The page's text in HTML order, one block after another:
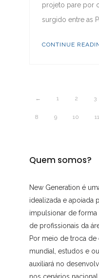
projeto pare por
surgido entre as
CONTINUE
← 1 2 3
8 9 10 11
Quem somos?
New Generation é
idealizada e apoiada
impulsionar de forma
de profissionais da
Por meio de troca de
mundial, estudos e
auxiliará no